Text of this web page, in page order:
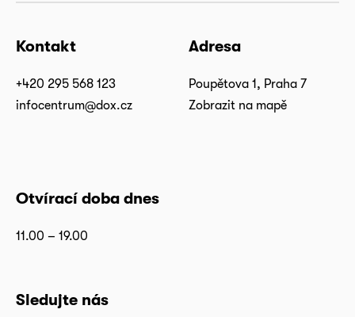
Kontakt
+420 295 568 123
infocentrum@dox.cz
Adresa
Poupětova 1, Praha 7
Zobrazit na mapě
Otvírací doba dnes
11.00 – 19.00
Sledujte nás